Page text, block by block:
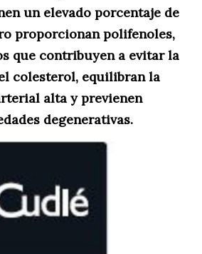
un elevado porcentaje de
proporcionan polifenoles,
que contribuyen a evitar la
colesterol, equilibran la
alta y previenen
degenerativas.